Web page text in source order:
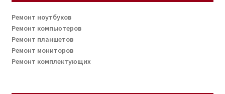
Ремонт ноутбуков
Ремонт компьютеров
Ремонт планшетов
Ремонт мониторов
Ремонт комплектующих